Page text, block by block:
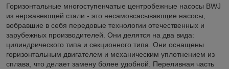
Горизонтальные многоступенчатые центробежные насосы BWJ
из нержавеющей стали - это несамовсасывающие насосы,
вобравшие в себя передовые технологии отечественных и
зарубежных производителей. Они делятся на два вида:
цилиндрического типа и секционного типа. Они оснащены
горизонтальным двигателем и механическим уплотнением из
сплава, что делает замену более удобной. Переливная часть